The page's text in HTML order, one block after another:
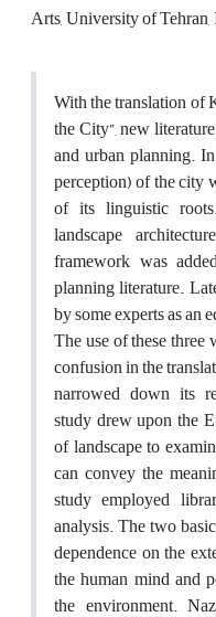
Arts, University of
With the translation of
the City”, new
and urban planning.
perception) of the city
of its linguistic
landscape
framework was
planning literature.
by some experts as an
The use of these three
confusion in the
narrowed down its
study drew upon the
of landscape to
can convey the
study employed
analysis. The two
dependence on the
the human mind and
the environment.